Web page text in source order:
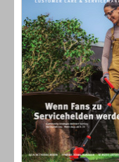
TK- und ACD-Systeme